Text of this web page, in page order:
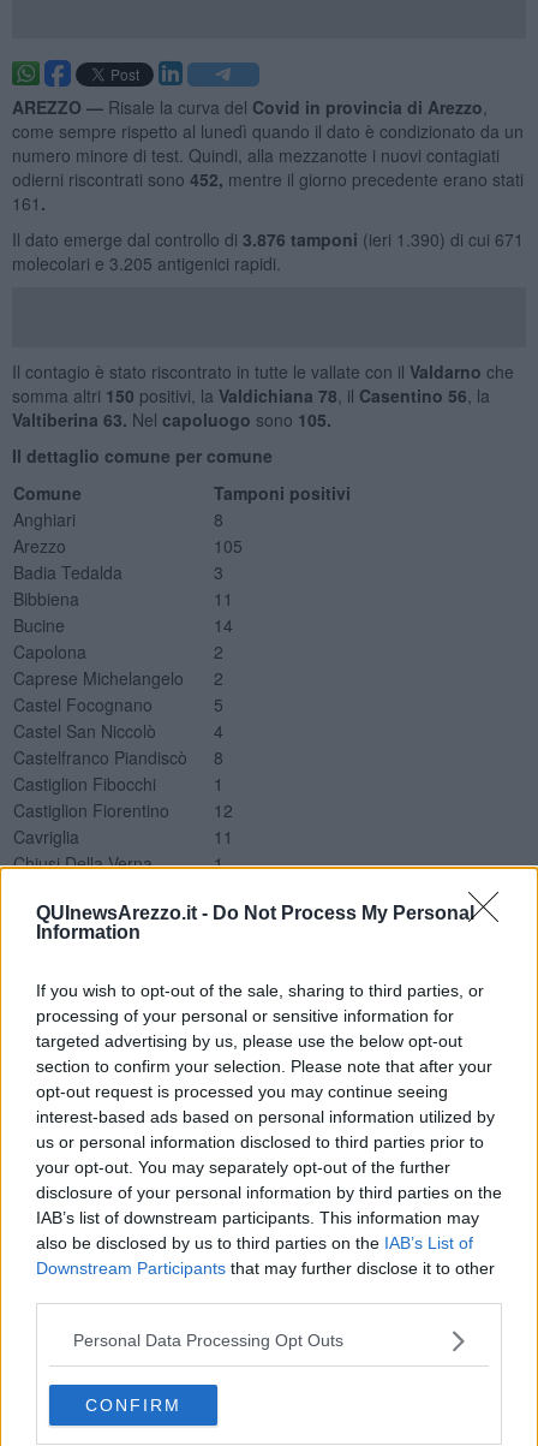
QUInewsArezzo.it - Do Not Process My Personal
Information
If you wish to opt-out of the sale, sharing to third parties, or
processing of your personal or sensitive information for
targeted advertising by us, please use the below opt-out
section to confirm your selection. Please note that after your
opt-out request is processed you may continue seeing
interest-based ads based on personal information utilized by
us or personal information disclosed to third parties prior to
your opt-out. You may separately opt-out of the further
disclosure of your personal information by third parties on the
IAB’s list of downstream participants. This information may
also be disclosed by us to third parties on the IAB’s List of
Downstream Participants that may further disclose it to other
Personal Data Processing Opt Outs
CONFIRM
AREZZO — Risale la curva del Covid in provincia di Arezzo
come sempre rispetto al lunedì quando il dato è condizionato da un
numero minore di test. Quindi, alla mezzanotte i nuovi contagiati
odierni riscontrati sono 452, mentre il giorno precedente erano stati
161 .
Il dato emerge dal controllo di 3.876 tamponi (ieri 1.390) di cui 671
molecolari e 3.205 antigenici rapidi.
Il contagio è stato riscontrato in tutte le vallate con il Valdarno che
somma altri 150 positivi, la Valdichiana 78 , il Casentino 56 , la
Valtiberina 63. Nel capoluogo sono 105.
Il dettaglio comune per comune
Comune
Tamponi positivi
Anghiari
8
Arezzo
105
Badia Tedalda
3
Bibbiena
11
Bucine
14
Capolona
2
Caprese Michelangelo
2
Castel Focognano
5
Castel San Niccolò
4
Castelfranco Piandiscò
8
Castiglion Fibocchi
1
Castiglion Fiorentino
12
Cavriglia
11
Chiusi Della Verna
1
Cortona
18
Foiano Della Chiana
Loro Ciuffenna
10
Lucignano
4
Marciano Della Chiana
6
Monte San Savino
8
Monterchi
8
Montevarchi
35
Ortignano Raggiolo
2
Pieve Santo Stefano
7
Poppi
10
Pratovecchio-Stia
13
San Giovanni Valdarno
22
Subbiano
7
1
Terranuova Bracciolini
35
Per quanto riguarda le fasce d'età ci sono altri 138
; 58 persone tra
e 64 anni; 31 tra65-79 anni e 23over 80.